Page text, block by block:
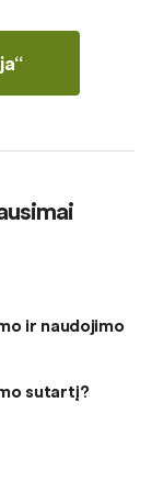
ir naudojimo
sutartį?